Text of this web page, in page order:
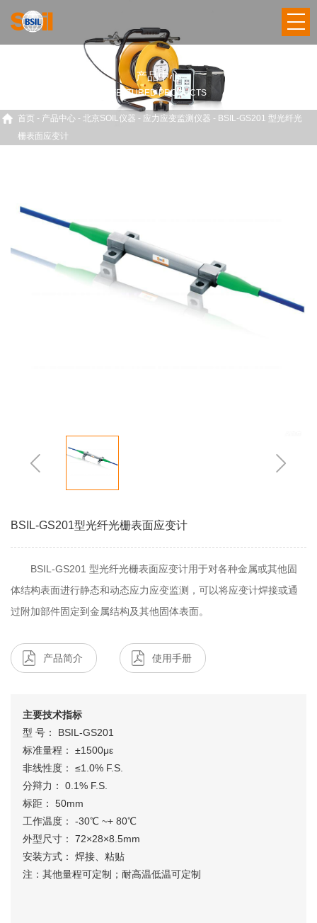
产品中心
FEATURED PRODUCTS
首页 - 产品中心 - 北京SOIL仪器 - 应力应变监测仪器 - BSIL-GS201 型光纤光
栅表面应变计
BSIL-GS201型光纤光栅表面应变计
BSIL-GS201 型光纤光栅表面应变计用于对各种金属或其他固
体结构表面进行静态和动态应力应变监测，可以将应变计焊接或通
过附加部件固定到金属结构及其他固体表面。
产品简介 使用手册
主要技术指标
型 号： BSIL-GS201
标准量程： ±1500με
非线性度： ≤1.0% F.S.
分辩力： 0.1% F.S.
标距： 50mm
工作温度： -30℃ ~+ 80℃
外型尺寸： 72×28×8.5mm
安装方式： 焊接、粘贴
注：其他量程可定制；耐高温低温可定制